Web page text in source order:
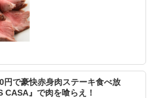
円で豪快赤身肉ステーキ食べ放
CASA』で肉を喰らえ！